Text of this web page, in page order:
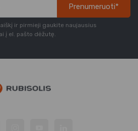
Prenumeruoti*
ir pirmieji gaukite naujausius
į el. pašto dėžutę.